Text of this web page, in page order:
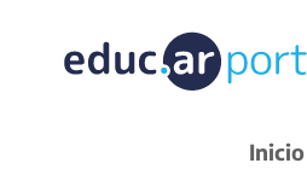
Inicio